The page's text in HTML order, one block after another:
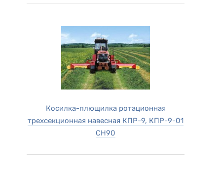
Косилка-плющилка ротационная
трехсекционная навесная КПР-9, КПР-9-01
CH90